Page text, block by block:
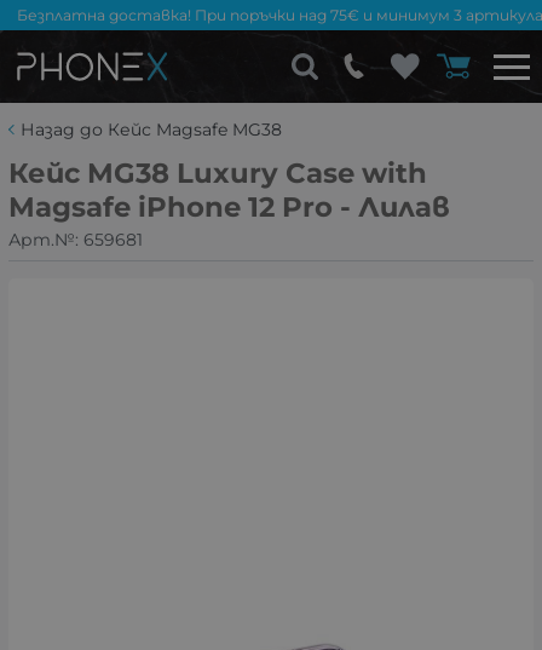
Безплатна доставка! При поръчки над 75€ и минимум 3
Назад до Кейс Magsafe MG38
Кейс MG38 Luxury Case with
Magsafe iPhone 12 Pro - Лилав
Арт.№: 659681